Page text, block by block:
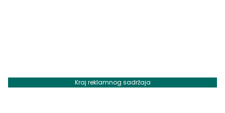
Kraj reklamnog sadržaja